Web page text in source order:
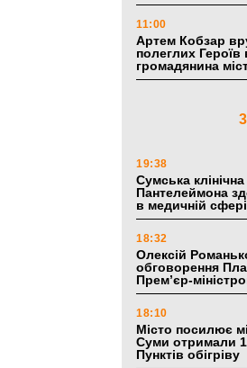
11:00
Артем Кобзар
полеглих Героїв
громадянина
19:38
Сумська
Пантелеймона
в медичній
18:32
Олексій
обговорення
Прем’єр-
18:10
Місто посилює
Суми отримали
Пунктів обігріву